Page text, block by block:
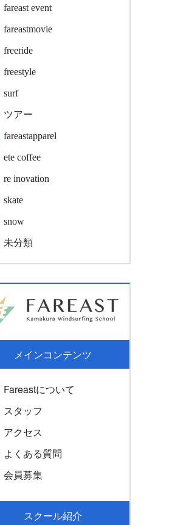
fareast event
fareastmovie
freeride
freestyle
surf
ツアー
fareastapparel
ete coffee
re inovation
skate
snow
未分類
メインコンテンツ
Fareastについて
スタッフ
アクセス
よくある質問
会員募集
スクール紹介